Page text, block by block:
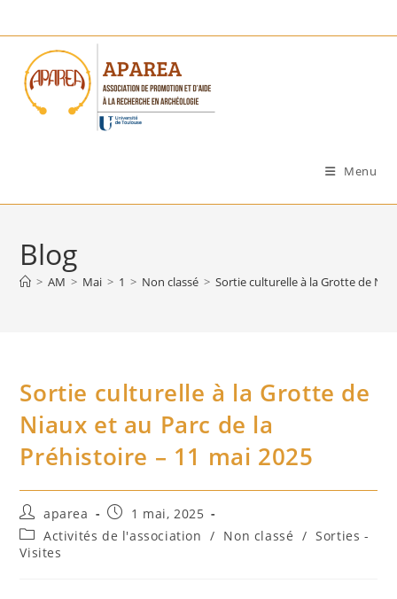
to
content
Menu
Blog
> AM > Mai > 1 > Non classé > Sortie culturelle à la Grotte de
Sortie culturelle à la Grotte de
Niaux et au Parc de la
Préhistoire – 11 mai 2025
Auteur/autrice
de
la
publication :
aparea
Publication
publiée :
1 mai, 2025
Post
category:
Activités de l'association / Non classé / Sorties -
Visites